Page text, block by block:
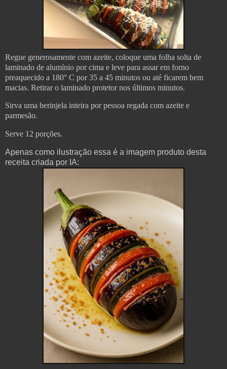
Regue generosamente com azeite, coloque uma folha solta de
laminado de alumínio por cima e leve para assar em forno
preaquecido a 180° C por 35 a 45 minutos ou até ficarem bem
macias. Retirar o laminado protetor nos últimos minutos.
Sirva uma berinjela inteira por pessoa regada com azeite e
parmesão.
Serve 12 porções.
Apenas como ilustração essa é a imagem produto desta
receita criada por IA: